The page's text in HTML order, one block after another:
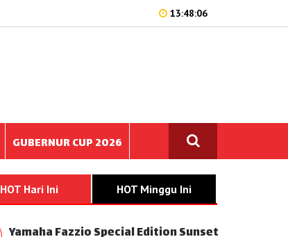
13:48:06
GUBERNUR CUP 2026
HOT Hari Ini HOT Minggu Ini